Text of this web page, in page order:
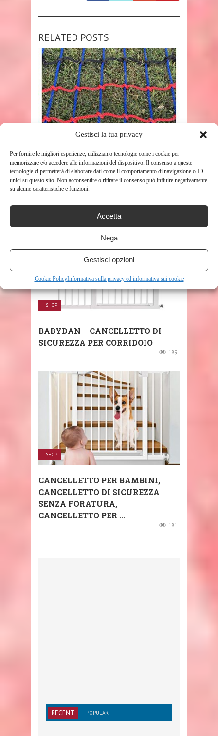
Gestisci la tua privacy
Per fornire le migliori esperienze, utilizziamo tecnologie come i cookie per
memorizzare e/o accedere alle informazioni del dispositivo. Il consenso a queste
tecnologie ci permetterà di elaborare dati come il comportamento di navigazione o ID
unici su questo sito. Non acconsentire o ritirare il consenso può influire negativamente
su alcune caratteristiche e funzioni.
Accetta
Nega
Gestisci opzioni
Cookie PolicyInformativa sulla privacy ed informativa sui cookie
RELATED POSTS
RETE DA ARRAMPICATA
COLORATA, RETE DA
ARRAMPICATA RETE DA
ARRAMPICATA ...
SHOP
BABYDAN – CANCELLETTO DI
SICUREZZA PER CORRIDOIO
189
SHOP
CANCELLETTO PER BAMBINI,
CANCELLETTO DI SICUREZZA
SENZA FORATURA,
CANCELLETTO PER ...
181
RECENT POPULAR